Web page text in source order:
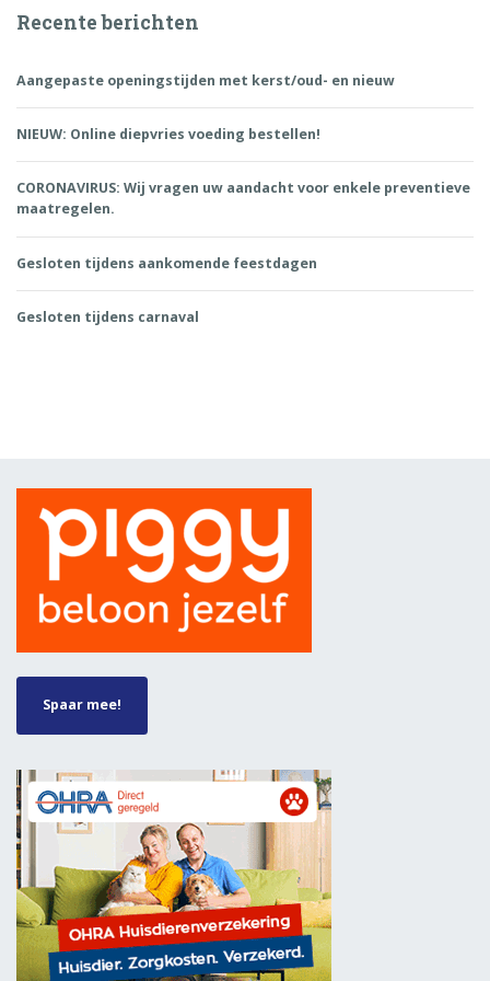
Recente berichten
Aangepaste openingstijden met kerst/oud- en nieuw
NIEUW: Online diepvries voeding bestellen!
CORONAVIRUS: Wij vragen uw aandacht voor enkele preventieve
maatregelen.
Gesloten tijdens aankomende feestdagen
Gesloten tijdens carnaval
Spaar mee!